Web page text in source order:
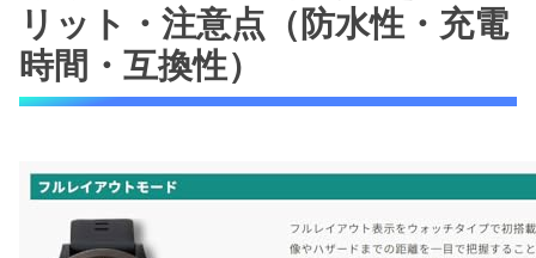
リット・注意点（防水性・充電
時間・互換性）